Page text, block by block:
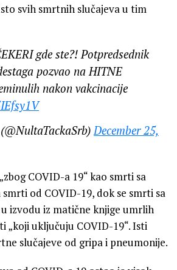
svih smrtnih slučajeva u tim
gde ste?! Potpredsednik
pozvao na HITNE
nakon vakcinacije
December 25,
COVID-a 19“ kao smrti sa
od COVID-19, dok se smrti sa
izvodu iz matične knjige umrlih
„koji uključuju COVID-19“. Isti
slučajeve od gripa i pneumonije.